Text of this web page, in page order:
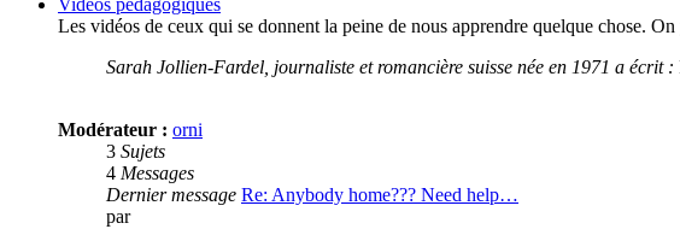
Vidéos pédagogiques
Les vidéos de ceux qui se donnent la peine de nous apprendre quelque chose.
Sarah Jollien-Fardel, journaliste et romancière suisse née en 1971 a écrit :
Modérateur : orni
3 Sujets
4 Messages
Dernier message Re: Anybody home??? Need help…
par